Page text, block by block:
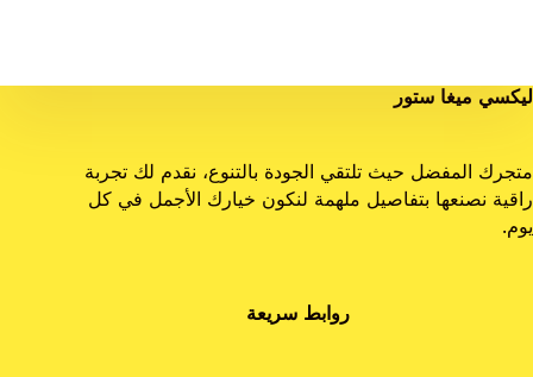
ليكسي ميغا ستور
متجرك المفضل حيث تلتقي الجودة بالتنوع، نقدم لك تجربة
راقية نصنعها بتفاصيل ملهمة لنكون خيارك الأجمل في كل
يوم.
روابط سريعة